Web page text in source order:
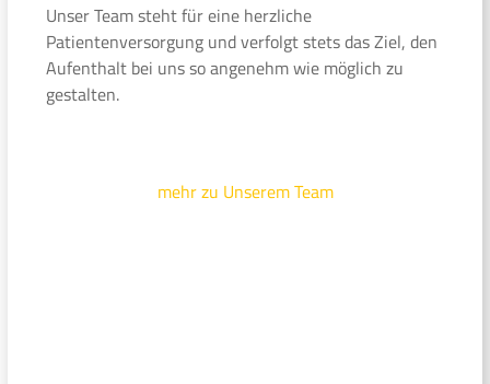
Unser Team steht für eine herzliche
Patientenversorgung und verfolgt stets das Ziel, den
Aufenthalt bei uns so angenehm wie möglich zu
gestalten.
mehr zu Unserem Team